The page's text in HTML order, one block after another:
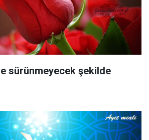
sürünmeyecek şekilde